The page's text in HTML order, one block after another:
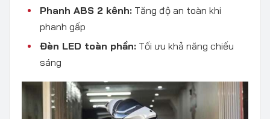
Phanh ABS 2 kênh: Tăng độ an toàn khi
phanh gấp
Đèn LED toàn phần: Tối ưu khả năng chiếu
sáng